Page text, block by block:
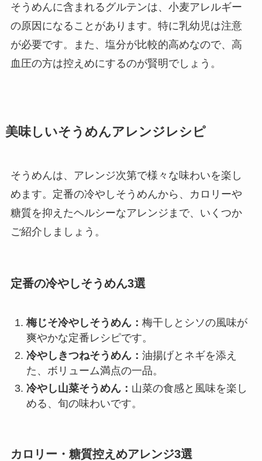
そうめんに含まれるグルテンは、小麦アレルギー
の原因になることがあります。特に乳幼児は注意
が必要です。また、塩分が比較的高めなので、高
血圧の方は控えめにするのが賢明でしょう。
美味しいそうめんアレンジレシピ
そうめんは、アレンジ次第で様々な味わいを楽し
めます。定番の冷やしそうめんから、カロリーや
糖質を抑えたヘルシーなアレンジまで、いくつか
ご紹介しましょう。
定番の冷やしそうめん3選
梅じそ冷やしそうめん： 梅干しとシソの風味が
爽やかな定番レシピです。
冷やしきつねそうめん： 油揚げとネギを添え
た、ボリューム満点の一品。
冷やし山菜そうめん： 山菜の食感と風味を楽し
める、旬の味わいです。
カロリー・糖質控えめアレンジ3選